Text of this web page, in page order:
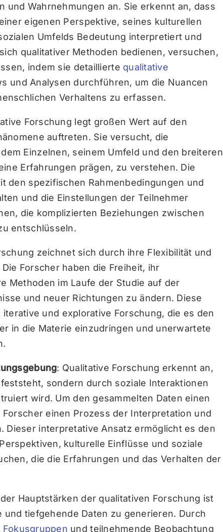
und Wahrnehmungen an. Sie erkennt an, dass
eigenen Perspektive, seines kulturellen
Umfelds Bedeutung interpretiert und
qualitativer Methoden bedienen, versuchen,
indem sie detaillierte qualitative
und Analysen durchführen, um die Nuancen
Verhaltens zu erfassen.
Forschung legt großen Wert auf den
auftreten. Sie versucht, die
Einzelnen, seinem Umfeld und den breiteren
Erfahrungen prägen, zu verstehen. Die
den spezifischen Rahmenbedingungen und
und die Einstellungen der Teilnehmer
die komplizierten Beziehungen zwischen
entschlüsseln.
zeichnet sich durch ihre Flexibilität und
Forscher haben die Freiheit, ihr
Methoden im Laufe der Studie auf der
und neuer Richtungen zu ändern. Diese
und explorative Forschung, die es den
in die Materie einzudringen und unerwartete
: Qualitative Forschung erkennt an,
sondern durch soziale Interaktionen
wird. Um den gesammelten Daten einen
einen Prozess der Interpretation und
Dieser interpretative Ansatz ermöglicht es den
kulturelle Einflüsse und soziale
die die Erfahrungen und das Verhalten der
Hauptstärken der qualitativen Forschung ist
und tiefgehende Daten zu generieren. Durch
Fokusgruppen und teilnehmende Beobachtung